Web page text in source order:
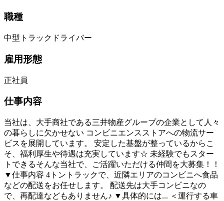
職種
中型トラックドライバー
雇用形態
正社員
仕事内容
当社は、大手商社である三井物産グループの企業として人々
の暮らしに欠かせない コンビニエンスストアへの物流サー
ビスを展開しています。 安定した基盤が整っているからこ
そ、福利厚生や待遇は充実しています☆ 未経験でもスター
トできるそんな当社で、ご活躍いただける仲間を大募集！！
▼仕事内容 4トントラックで、近隣エリアのコンビニへ食品
などの配送をお任せします。 配送先は大手コンビニなの
で、再配達などもありません♪ ▼具体的には... ＜運行する車